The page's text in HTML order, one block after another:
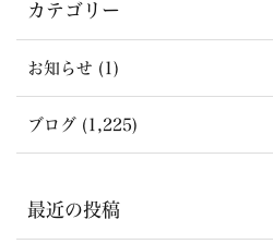
カテゴリー
お知らせ (1)
ブログ (1,225)
最近の投稿